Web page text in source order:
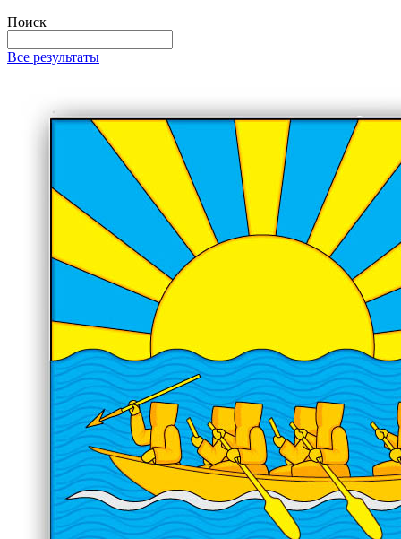
Поиск
Все результаты